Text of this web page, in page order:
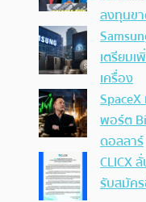
ลงทุนข
เตรียม
เครื่อง
พอร์ต
ดอลลาร์
CLICX
รับสมัค